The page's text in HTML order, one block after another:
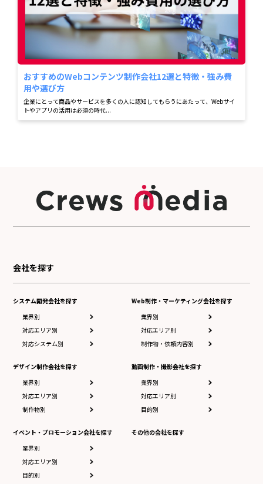
おすすめのWebコンテンツ制作会社12選と特徴・強み費
用や選び方
企業にとって商品やサービスを多くの人に認知してもらうにあたって、Webサイ
トやアプリの活用は必須の時代...
会社を探す
システム開発会社を探す
業界別
対応エリア別
対応システム別
デザイン制作会社を探す
業界別
対応エリア別
制作物別
イベント・プロモーション会社を探す
業界別
対応エリア別
目的別
Web制作・マーケティング会社を探す
業界別
対応エリア別
制作物・依頼内容別
動画制作・撮影会社を探す
業界別
対応エリア別
目的別
その他の会社を探す